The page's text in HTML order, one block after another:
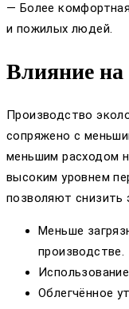
— Более
и пожилых людей.
Влияние
Производство
сопряжено с
меньшим расходом
высоким уровнем
позволяют снизить
Меньше
производстве.
Облегчённое